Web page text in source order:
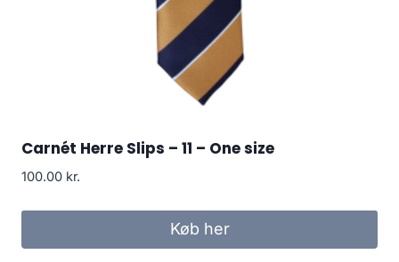
Carnét Herre Slips – 11 – One size
100.00 kr.
Køb her